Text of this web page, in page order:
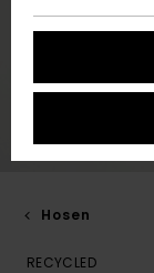
Hosen
RECYCLED